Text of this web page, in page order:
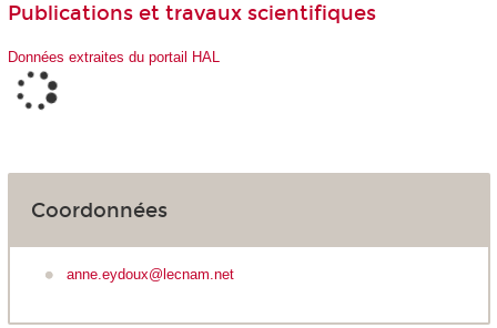
Publications et travaux scientifiques
Données extraites du portail HAL
Coordonnées
anne.eydoux@lecnam.net